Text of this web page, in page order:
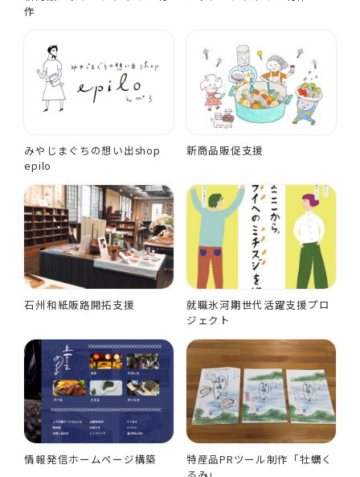
作
みやじまぐちの想い出shop
epilo
新商品販促支援
石州和紙販路開拓支援
就職氷河期世代活躍支援プロ
ジェクト
情報発信ホームページ構築
特産品PRツール制作「牡蠣く
るみ」